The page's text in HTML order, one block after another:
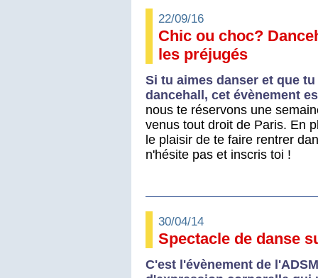
22/09/16
Chic ou choc?
les préjugés
Si tu aimes danser et que
dancehall, cet évènement
nous te réservons une
venus tout droit de Paris. En
le plaisir de te faire rentrer
n'hésite pas et inscris toi !
30/04/14
Spectacle de danse
C'est l'évènement de